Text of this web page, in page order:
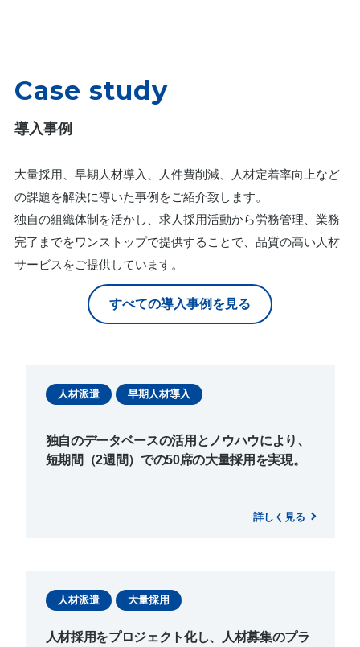
Case study
導入事例
大量採用、早期人材導入、人件費削減、人材定着率向上など
の課題を解決に導いた事例をご紹介致します。
独自の組織体制を活かし、求人採用活動から労務管理、業務
完了までをワンストップで提供することで、品質の高い人材
サービスをご提供しています。
すべての導入事例を見る
人材派遣 早期人材導入
独自のデータベースの活用とノウハウにより、
短期間（2週間）での50席の大量採用を実現。
詳しく見る
人材派遣 大量採用
人材採用をプロジェクト化し、人材募集のプラ